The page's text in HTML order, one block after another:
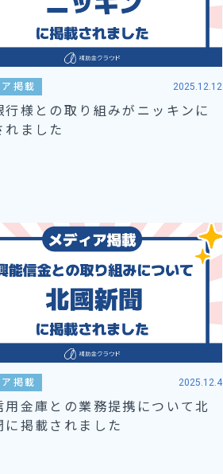
掲載 2025.12.12
行様との取り組みがニッキンに
れました
掲載 2025.12.4
用金庫との業務提携について北
に掲載されました